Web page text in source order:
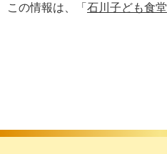
この情報は、「 石川子ども食堂